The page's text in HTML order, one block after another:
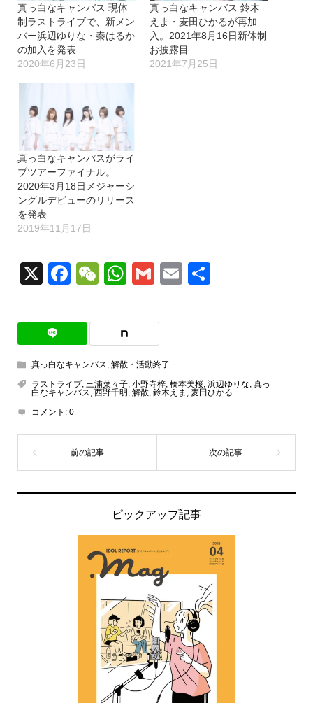
真っ白なキャンバス 現体
制ラストライブで、新メン
バー浜辺ゆりな・秦はるか
の加入を発表
2020年6月23日
真っ白なキャンバス 鈴木
えま・麦田ひかるが再加
入。2021年8月16日新体制
お披露目
2021年7月25日
真っ白なキャンバスがライ
ブツアーファイナル。
2020年3月18日メジャーシ
ングルデビューのリリース
を発表
2019年11月17日
X Facebook
WeChat
WhatsApp
GmailEmail
真っ白なキャンバス 解散・活動終了
ラストライブ, 三浦菜々子, 小野寺梓, 橋本美桜, 浜辺ゆりな 真っ
白なキャンバス 西野千明 解散, 鈴木えま
麦田ひかる
コメント: 0
ピックアップ記事